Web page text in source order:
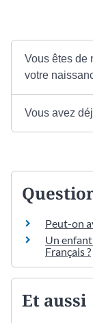
Vous êtes de
votre
Vous avez
Peut-on
Un
Français ?
Et aussi